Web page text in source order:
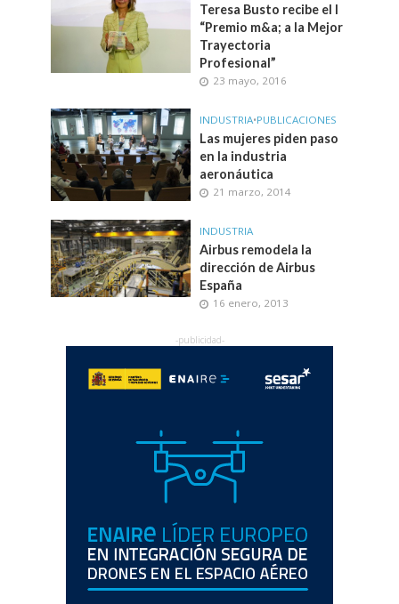
Teresa Busto recibe el I
“Premio m&a; a la Mejor
Trayectoria
Profesional”
23 mayo, 2016
INDUSTRIA•PUBLICACIONES
Las mujeres piden paso
en la industria
aeronáutica
21 marzo, 2014
INDUSTRIA
Airbus remodela la
dirección de Airbus
España
16 enero, 2013